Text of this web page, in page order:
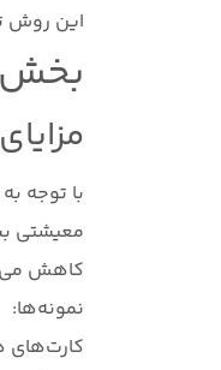
این روش
بخش
با توجه
معیشتی
کاهش
نمونه‌ها:
کارت‌های